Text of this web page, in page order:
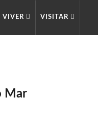
VIVER VISITAR
Mar